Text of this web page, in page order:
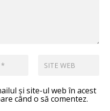
și site-ul web în acest
când o să comentez.